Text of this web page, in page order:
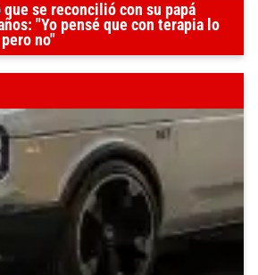
se reconcilió con su papá
"Yo pensé que con terapia lo
no"